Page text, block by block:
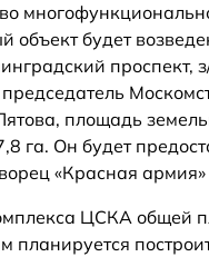
объект будет
проспект,
площадь
га. Он будет
«Красная армия»
ЦСКА общей
планируется